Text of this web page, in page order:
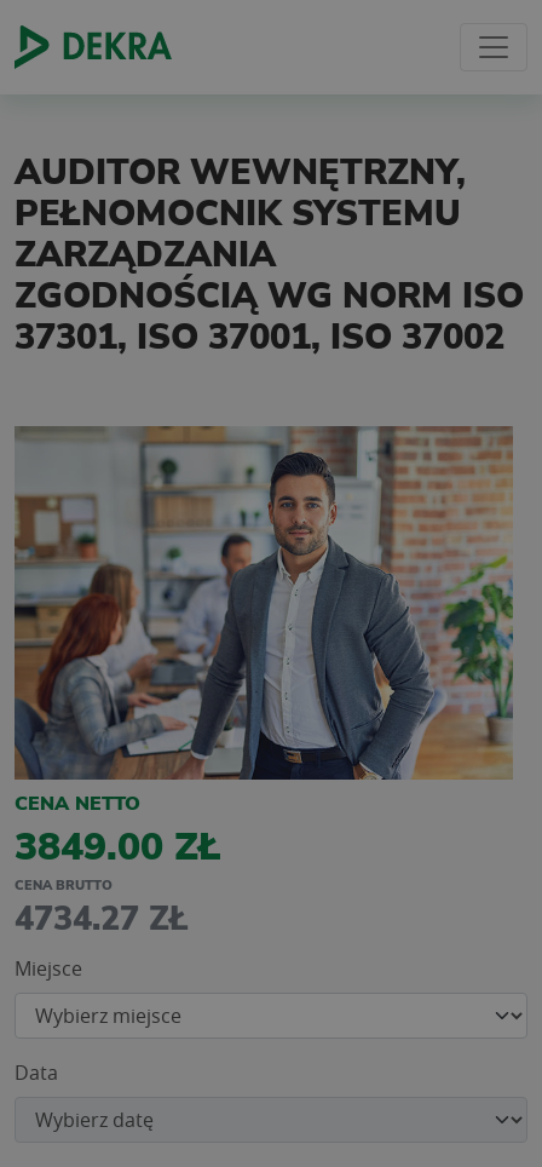
AUDITOR WEWNĘTRZNY,
PEŁNOMOCNIK SYSTEMU
ZARZĄDZANIA
ZGODNOŚCIĄ WG NORM ISO
37301, ISO 37001, ISO 37002
CENA NETTO
3849.00 ZŁ
CENA BRUTTO
4734.27 ZŁ
Miejsce
Data